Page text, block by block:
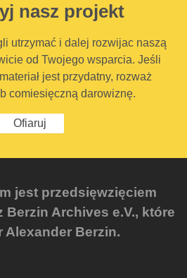
nasz projekt
utrzymać i dalej rozwijac naszą
od Twojego wsparcia. Jeśli
jest przydatny, rozważ
comiesięczną darowiznę.
Ofiaruj
jest przedsięwzięciem
Berzin Archives e.V., które
Alexander Berzin.